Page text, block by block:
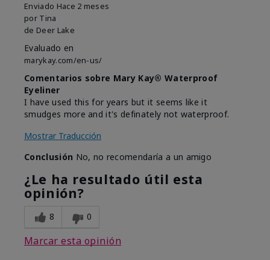
Enviado Hace 2 meses
por Tina
de Deer Lake
Evaluado en
marykay.com/en-us/
Comentarios sobre Mary Kay® Waterproof
Eyeliner
I have used this for years but it seems like it
smudges more and it's definately not waterproof.
Mostrar Traducción
Conclusión No, no recomendaría a un amigo
¿Le ha resultado útil esta
opinión?
8 0
Marcar esta opinión